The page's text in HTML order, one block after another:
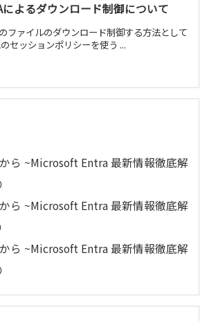
によるダウンロード制御について
ファイルのダウンロード制御する方法として
セッションポリシーを使う ...
ら ~Microsoft Entra 最新情報徹底解
ら ~Microsoft Entra 最新情報徹底解
ら ~Microsoft Entra 最新情報徹底解